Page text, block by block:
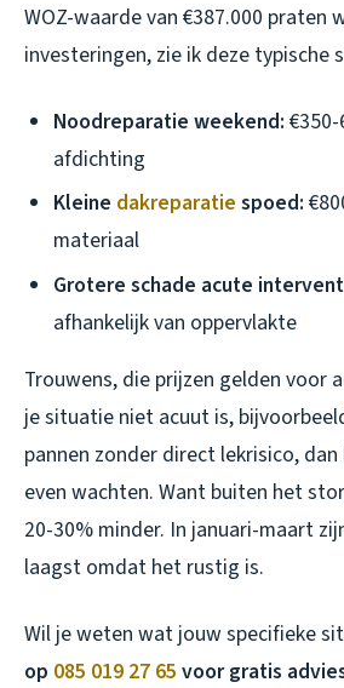
WOZ-waarde van €387.000 praten
investeringen, zie ik deze typische
Noodreparatie weekend:
afdichting
Kleine dakreparatie spoed:
materiaal
Grotere schade acute
afhankelijk van oppervlakte
Trouwens, die prijzen gelden voor
je situatie niet acuut is,
pannen zonder direct lekrisico,
even wachten. Want buiten het
20-30% minder. In januari-maart
laagst omdat het rustig is.
Wil je weten wat jouw specifieke
op 085 019 27 65 voor gratis